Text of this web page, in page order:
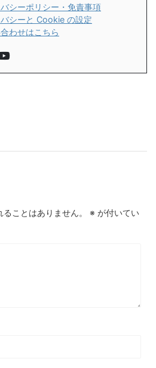
シーポリシー・免責事項
シーと Cookie の設定
わせはこちら
ことはありません。 ※ が付いてい